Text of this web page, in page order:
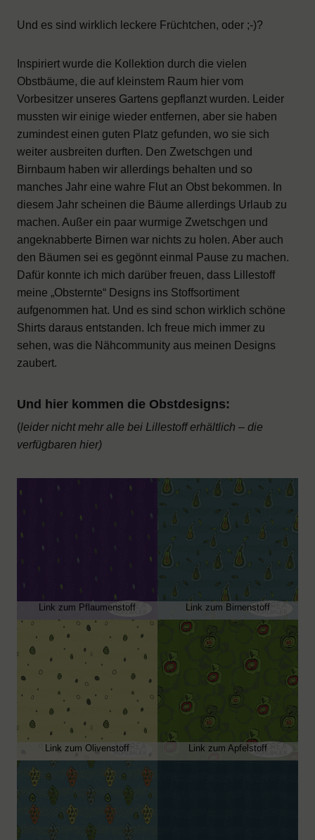
Und es sind wirklich leckere Früchtchen, oder ;-)?
Inspiriert wurde die Kollektion durch die vielen
Obstbäume, die auf kleinstem Raum hier vom
Vorbesitzer unseres Gartens gepflanzt wurden. Leider
mussten wir einige wieder entfernen, aber sie haben
zumindest einen guten Platz gefunden, wo sie sich
weiter ausbreiten durften. Den Zwetschgen und
Birnbaum haben wir allerdings behalten und so
manches Jahr eine wahre Flut an Obst bekommen. In
diesem Jahr scheinen die Bäume allerdings Urlaub zu
machen. Außer ein paar wurmige Zwetschgen und
angeknabberte Birnen war nichts zu holen. Aber auch
den Bäumen sei es gegönnt einmal Pause zu machen.
Dafür konnte ich mich darüber freuen, dass Lillestoff
meine „Obsternte“ Designs ins Stoffsortiment
aufgenommen hat. Und es sind schon wirklich schöne
Shirts daraus entstanden. Ich freue mich immer zu
sehen, was die Nähcommunity aus meinen Designs
zaubert.
Und hier kommen die Obstdesigns:
(leider nicht mehr alle bei Lillestoff erhältlich – die
verfügbaren hier)
Link zum Pflaumenstoff Link zum Birnenstoff
Link zum Olivenstoff Link zum Apfelstoff